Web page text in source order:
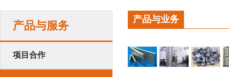
产品与服务
项目合作
产品与业务